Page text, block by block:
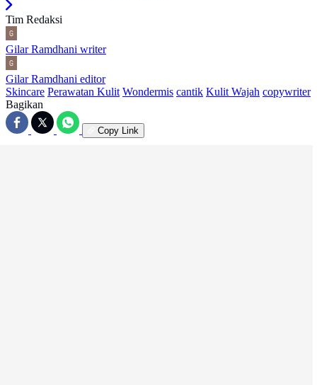
Tim Redaksi
Gilar Ramdhani writer
Gilar Ramdhani editor
Skincare Perawatan Kulit Wondermis cantik Kulit Wajah copywriter
Bagikan
Copy Link